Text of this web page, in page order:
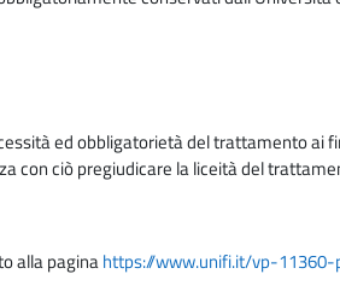
ed obbligatorietà del trattamento ai
ciò pregiudicare la liceità del
alla paginahttps://www.unifi.it/vp-